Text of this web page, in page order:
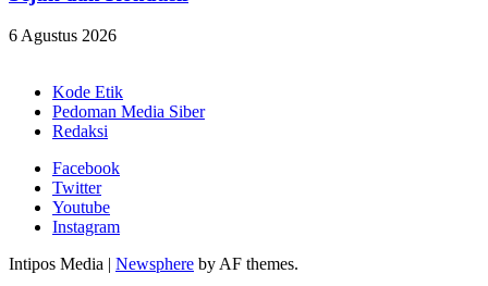
6 Agustus 2026
Kode Etik
Pedoman Media Siber
Redaksi
Facebook
Twitter
Youtube
Instagram
Intipos Media | Newsphere by AF themes.